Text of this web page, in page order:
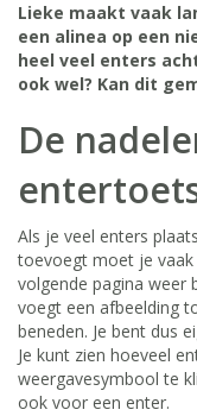
Lieke maakt vaak
een alinea op een
heel veel enters
ook wel? Kan dit
De
Als je veel enters
toevoegt moet je
volgende pagina weer
voegt een afbeelding
beneden. Je bent dus
Je kunt zien hoeveel
weergavesymbool te
ook voor een enter.